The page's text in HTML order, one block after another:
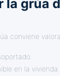
la grúa
conviene
en la vivienda.